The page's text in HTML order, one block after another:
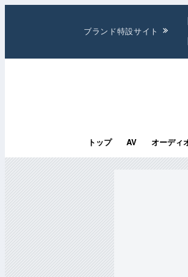
ブランド特設サイト
トップ AV オーディ